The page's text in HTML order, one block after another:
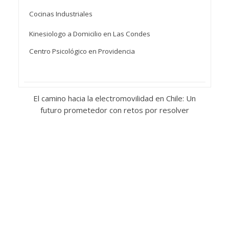
Cocinas Industriales
Kinesiologo a Domicilio en Las Condes
Centro Psicológico en Providencia
El camino hacia la electromovilidad en Chile: Un
futuro prometedor con retos por resolver